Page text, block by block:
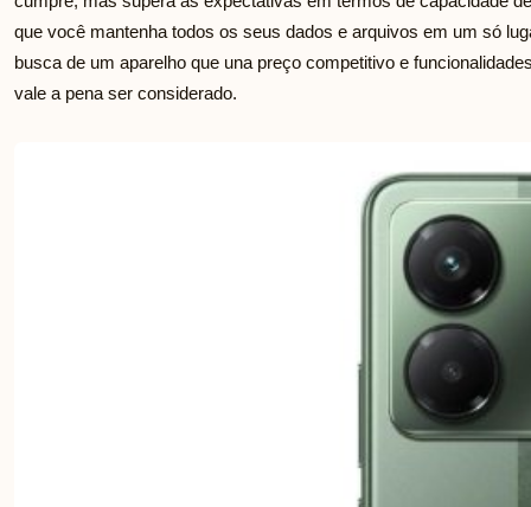
que você mantenha todos os seus dados e arquivos em um só
busca de um aparelho que una preço competitivo e
vale a pena ser considerado.